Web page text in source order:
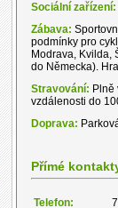
Sociální zařízení:
Zábava:
podmínky pro
Modrava, Kvilda,
do Německa).
Stravování: Plně
vzdálenosti do
Doprava:
Přímé
Telefon: